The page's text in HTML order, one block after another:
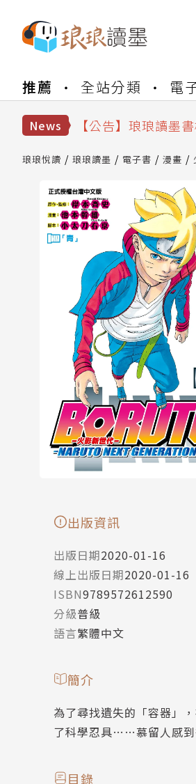
推薦 全站分類 電
News
【公告】琅琅讀墨
【公告】琅琅讀墨
【公告】琅琅讀墨
琅琅悅讀 琅琅讀墨 電子書 漫畫
出版資訊
出版日期2020-01-16
線上出版日期2020-01-16
ISBN9789572612590
分級普級
語言繁體中文
簡介
為了尋找遺失的「容器」
了科學忍具……慕留人感到
目錄